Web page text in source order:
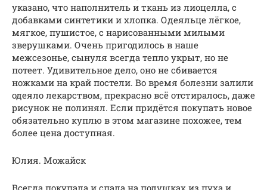
указано, что наполнитель и ткань из лиоцелла, с
добавками синтетики и хлопка. Одеяльце лёгкое,
мягкое, пушистое, с нарисованными милыми
зверушками. Очень пригодилось в наше
межсезонье, сынуля всегда тепло укрыт, но не
потеет. Удивительное дело, оно не сбивается
ножками на край постели. Во время болезни залили
одеяло лекарством, прекрасно всё отстиралось, даже
рисунок не полинял. Если придётся покупать новое
обязательно куплю в этом магазине похожее, тем
более цена доступная.
Юлия. Можайск
Всегда покупала и спала на подушках из пуха и